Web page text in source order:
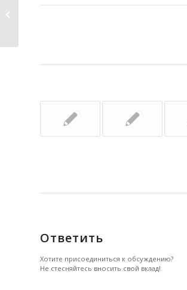
Ответить
Хотите присоединиться к обсуждению?
Не стесняйтесь вносить свой вклад!
Нереальная история —